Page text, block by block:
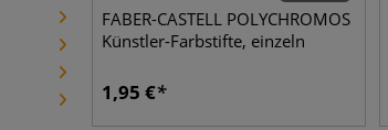
FABER-CASTELL POLYCHROMOS
Künstler-Farbstifte, einzeln
1,95 €